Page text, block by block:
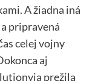
A žiadna iná
pripravená
celej vojny
aj
prežila